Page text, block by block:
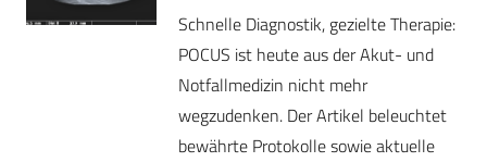
Schnelle Diagnostik, gezielte Therapie:
POCUS ist heute aus der Akut- und
Notfallmedizin nicht mehr
wegzudenken. Der Artikel beleuchtet
bewährte Protokolle sowie aktuelle